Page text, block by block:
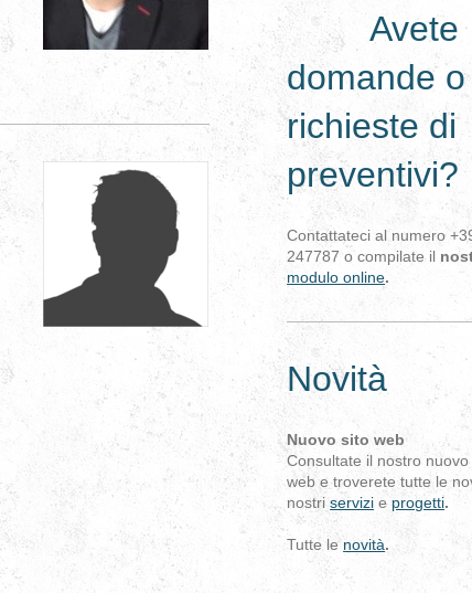
Avete
domande o
richieste di
preventivi?
Contattateci al numero
247787 o compilate il
modulo online.
Novità
Nuovo sito web
Consultate il nostro nuovo
web e troverete tutte le
nostriservizi eprogetti.
Tutte lenovità.